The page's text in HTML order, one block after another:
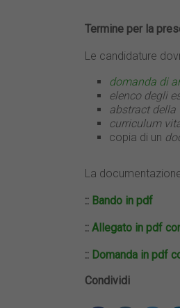
Termine per la
Le candidature
domanda di
elenco degli
abstract della
curriculum
copia di un
La
:: Bando in pdf
:: Allegato in pdf
:: Domanda in pdf
Condividi